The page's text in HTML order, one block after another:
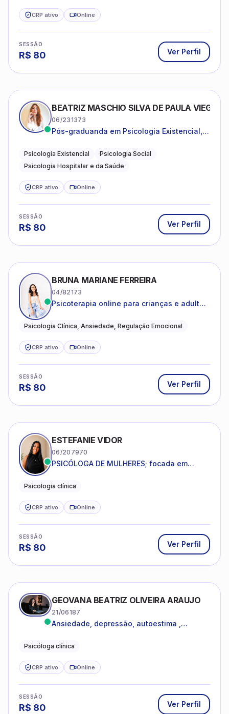
CRP ativo Online
SESSÃO
R$ 80 Ver Perfil
BEATRIZ MASCHIO SILVA DE PAULA VIEGAS
06/231373
Pós-graduanda em Psicologia Existencial,
da Saúde.
Psicologia Existencial
Psicologia Social
Psicologia Hospitalar e da Saúde
CRP ativo Online
SESSÃO
R$ 80 Ver Perfil
BRUNA MARIANE FERREIRA
04/82173
Psicoterapia online para crianças e adultos
reduzir a ansiedade e construir uma vida
Psicologia Clínica, Ansiedade, Regulação Emocional
CRP ativo Online
SESSÃO
R$ 80 Ver Perfil
ESTEFANIE VIDOR
06/207970
PSICÓLOGA DE MULHERES; focada em
dentro da sua realidade.
Psicologia clínica
CRP ativo Online
SESSÃO
R$ 80 Ver Perfil
GEOVANA BEATRIZ OLIVEIRA ARAUJO
21/06187
Ansiedade, depressão, autoestima ,
Psicóloga clínica
CRP ativo Online
SESSÃO
R$ 80 Ver Perfil